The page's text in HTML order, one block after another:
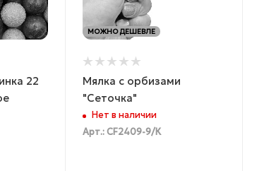
22
МОЖНО ДЕШЕВЛЕ
Мялка с орбизами
"Сеточка"
Нет в наличии
Арт.: CF2409-9/К